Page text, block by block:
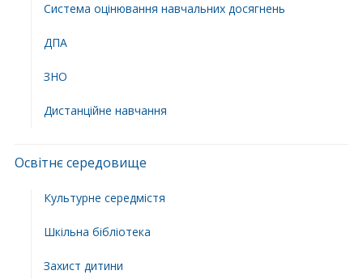
Система оцінювання навчальних досягнень
ДПА
ЗНО
Дистанційне навчання
Освітнє середовище
Культурне середмістя
Шкільна бібліотека
Захист дитини